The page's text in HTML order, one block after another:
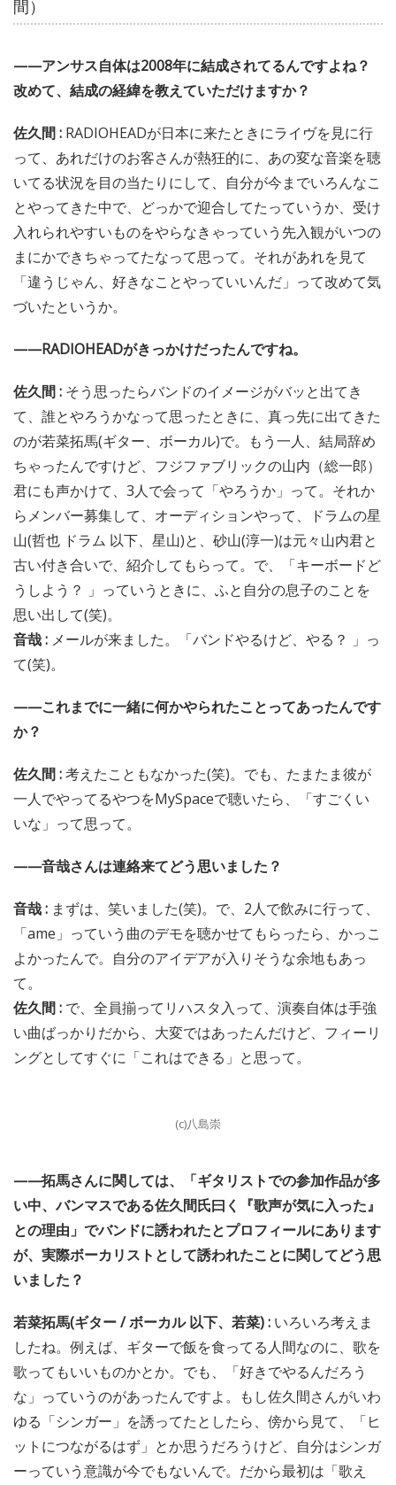
間）
——アンサス自体は2008年に結成されてるんですよね？
改めて、結成の経緯を教えていただけますか？
佐久間 : RADIOHEADが日本に来たときにライヴを見に行
って、あれだけのお客さんが熱狂的に、あの変な音楽を聴
いてる状況を目の当たりにして、自分が今までいろんなこ
とやってきた中で、どっかで迎合してたっていうか、受け
入れられやすいものをやらなきゃっていう先入観がいつの
まにかできちゃってたなって思って。それがあれを見て
「違うじゃん、好きなことやっていいんだ」って改めて気
づいたというか。
——RADIOHEADがきっかけだったんですね。
佐久間 : そう思ったらバンドのイメージがバッと出てき
て、誰とやろうかなって思ったときに、真っ先に出てきた
のが若菜拓馬(ギター、ボーカル)で。もう一人、結局辞め
ちゃったんですけど、フジファブリックの山内（総一郎）
君にも声かけて、3人で会って「やろうか」って。それか
らメンバー募集して、オーディションやって、ドラムの星
山(哲也 ドラム 以下、星山)と、砂山(淳一)は元々山内君と
古い付き合いで、紹介してもらって。で、「キーボードど
うしよう？ 」っていうときに、ふと自分の息子のことを
思い出して(笑)。
音哉 : メールが来ました。「バンドやるけど、やる？ 」っ
て(笑)。
——これまでに一緒に何かやられたことってあったんです
か？
佐久間 :考えたこともなかった(笑)。でも、たまたま彼が
一人でやってるやつをMySpaceで聴いたら、「すごくい
いな」って思って。
——音哉さんは連絡来てどう思いました？
音哉 : まずは、笑いました(笑)。で、2人で飲みに行って、
「ame」っていう曲のデモを聴かせてもらったら、かっこ
よかったんで。自分のアイデアが入りそうな余地もあっ
て。
佐久間 : で、全員揃ってリハスタ入って、演奏自体は手強
い曲ばっかりだから、大変ではあったんだけど、フィーリ
ングとしてすぐに「これはできる」と思って。
(c)八島崇
——拓馬さんに関しては、「ギタリストでの参加作品が多
い中、バンマスである佐久間氏曰く『歌声が気に入った』
との理由」でバンドに誘われたとプロフィールにあります
が、実際ボーカリストとして誘われたことに関してどう思
いました？
若菜拓馬(ギター / ボーカル 以下、若菜) : いろいろ考えま
したね。例えば、ギターで飯を食ってる人間なのに、歌を
歌ってもいいものかとか。でも、「好きでやるんだろう
な」っていうのがあったんですよ。もし佐久間さんがいわ
ゆる「シンガー」を誘ってたとしたら、傍から見て、「ヒ
ットにつながるはず」とか思うだろうけど、自分はシンガ
ーっていう意識が今でもないんで。だから最初は「歌え